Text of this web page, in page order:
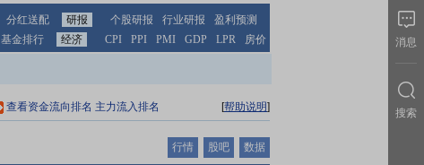
分红送配 研报 个股研报 行业研报
盈利预测
基金排行 经济 CPI PPI PMI GDP LPR 房价
查看资金流向排名 主力流入排名 [帮助说明]
行情 股吧 数据
消息
搜索